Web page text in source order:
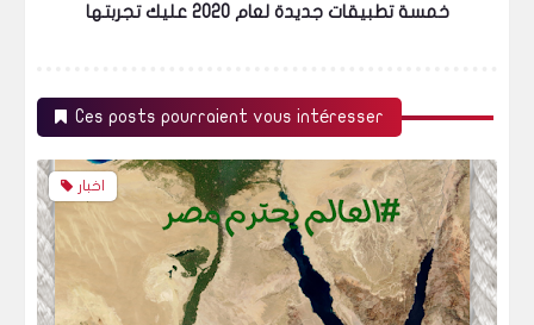
خمسة تطبيقات جديدة لعام 2020 عليك تجربتها
Ces posts pourraient vous intéresser
اخبار